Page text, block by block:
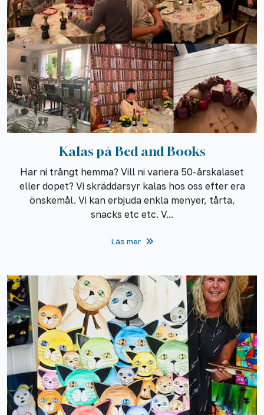
Kalas på Bed and Books
Har ni trångt hemma? Vill ni variera 50-årskalaset
eller dopet? Vi skräddarsyr kalas hos oss efter era
önskemål. Vi kan erbjuda enkla menyer, tårta,
snacks etc etc. V...
Läs mer